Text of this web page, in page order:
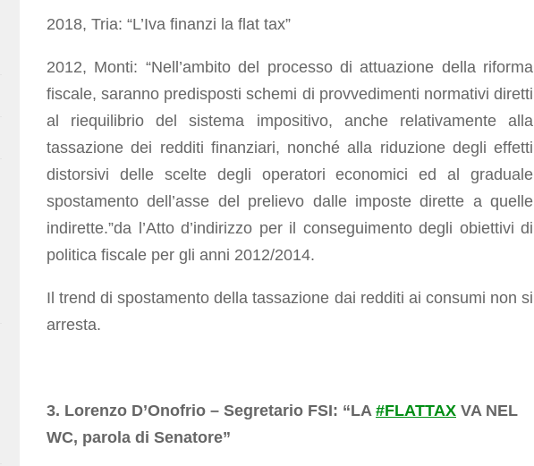
2018, Tria: “L’Iva finanzi la flat tax”
2012, Monti: “Nell’ambito del processo di attuazione della riforma
fiscale, saranno predisposti schemi di provvedimenti normativi diretti
al riequilibrio del sistema impositivo, anche relativamente alla
tassazione dei redditi finanziari, nonché alla riduzione degli effetti
distorsivi delle scelte degli operatori economici ed al graduale
spostamento dell’asse del prelievo dalle imposte dirette a quelle
indirette.”da l’Atto d’indirizzo per il conseguimento degli obiettivi di
politica fiscale per gli anni 2012/2014.
Il trend di spostamento della tassazione dai redditi ai consumi non si
arresta.
3. Lorenzo D’Onofrio – Segretario FSI: “LA #FLATTAX VA NEL
WC, parola di Senatore”